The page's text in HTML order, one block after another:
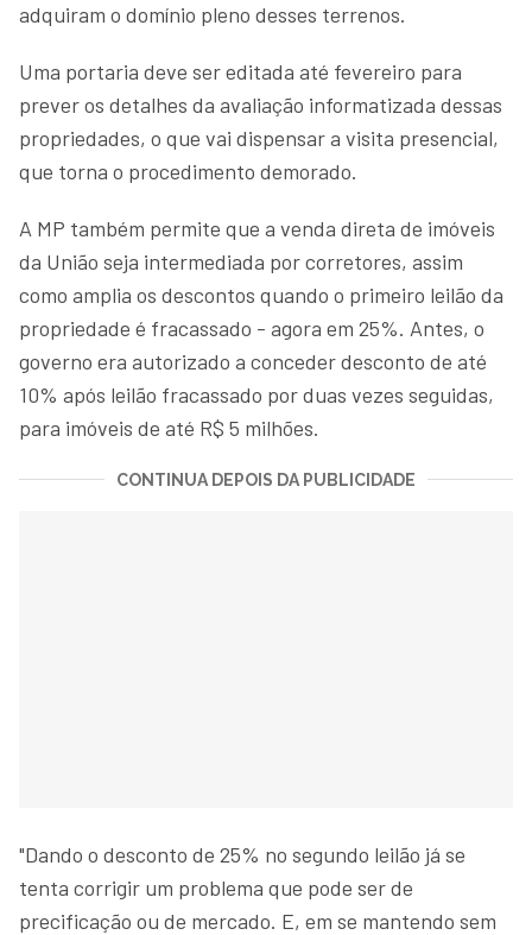
adquiram o domínio pleno desses terrenos.
Uma portaria deve ser editada até fevereiro para
prever os detalhes da avaliação informatizada dessas
propriedades, o que vai dispensar a visita presencial,
que torna o procedimento demorado.
A MP também permite que a venda direta de imóveis
da União seja intermediada por corretores, assim
como amplia os descontos quando o primeiro leilão da
propriedade é fracassado - agora em 25%. Antes, o
governo era autorizado a conceder desconto de até
10% após leilão fracassado por duas vezes seguidas,
para imóveis de até R$ 5 milhões.
CONTINUA DEPOIS DA PUBLICIDADE
"Dando o desconto de 25% no segundo leilão já se
tenta corrigir um problema que pode ser de
precificação ou de mercado. E, em se mantendo sem